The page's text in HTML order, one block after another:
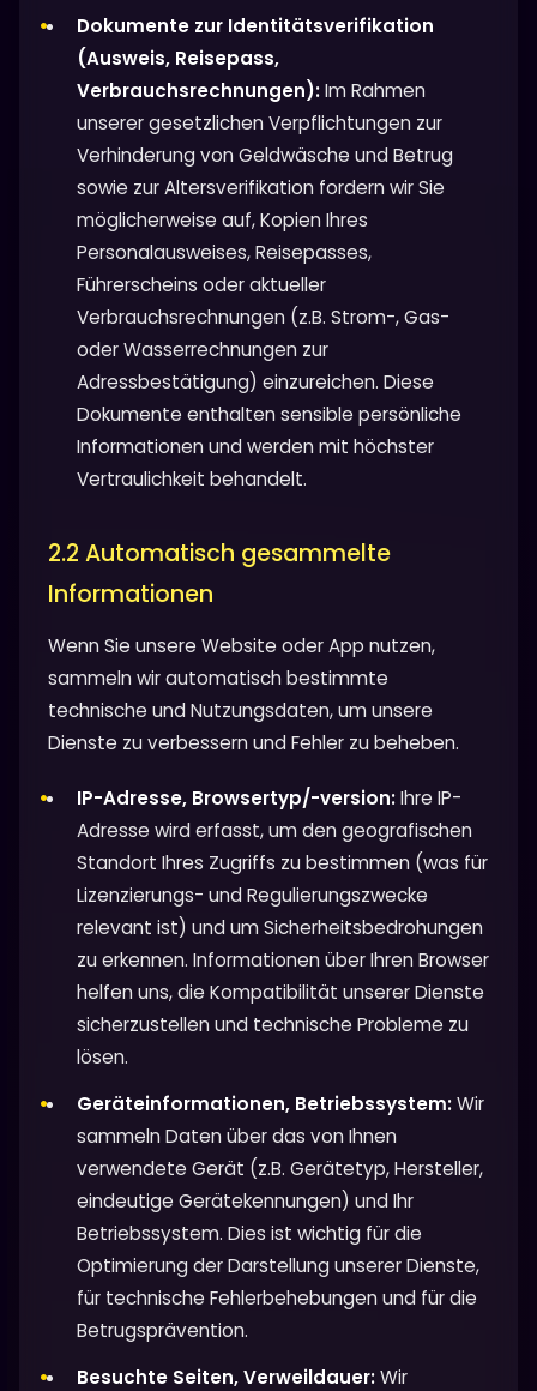
Dokumente zur Identitätsverifikation
(Ausweis, Reisepass,
Verbrauchsrechnungen):Im Rahmen
unserer gesetzlichen Verpflichtungen zur
Verhinderung von Geldwäsche und Betrug
sowie zur Altersverifikation fordern wir Sie
möglicherweise auf, Kopien Ihres
Personalausweises, Reisepasses,
Führerscheins oder aktueller
Verbrauchsrechnungen (z.B. Strom-, Gas-
oder Wasserrechnungen zur
Adressbestätigung) einzureichen. Diese
Dokumente enthalten sensible persönliche
Informationen und werden mit höchster
Vertraulichkeit behandelt.
2.2 Automatisch gesammelte
Informationen
Wenn Sie unsere Website oder App nutzen,
sammeln wir automatisch bestimmte
technische und Nutzungsdaten, um unsere
Dienste zu verbessern und Fehler zu beheben.
IP-Adresse, Browsertyp/-version:Ihre IP-
Adresse wird erfasst, um den geografischen
Standort Ihres Zugriffs zu bestimmen (was für
Lizenzierungs- und Regulierungszwecke
relevant ist) und um Sicherheitsbedrohungen
zu erkennen. Informationen über Ihren Browser
helfen uns, die Kompatibilität unserer Dienste
sicherzustellen und technische Probleme zu
lösen.
Geräteinformationen, Betriebssystem:Wir
sammeln Daten über das von Ihnen
verwendete Gerät (z.B. Gerätetyp, Hersteller,
eindeutige Gerätekennungen) und Ihr
Betriebssystem. Dies ist wichtig für die
Optimierung der Darstellung unserer Dienste,
für technische Fehlerbehebungen und für die
Betrugsprävention.
Besuchte Seiten, Verweildauer:Wir